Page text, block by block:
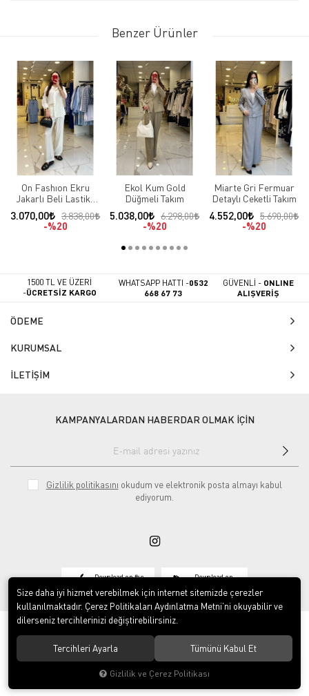
Benzer Ürünler
On Fashıon Ekru
Jakarlı Beli Lastikli
Takım
3.070,00
3.838,00
%20
Ekol Kum Gold
Düğmeli Takım
5.038,00
6.298,00
%20
Miarte Gri Fermuar
Detaylı Ceketli Takım
4.552,00
5.690,00
%20
1500 TL VE ÜZERİ
-ÜCRETSİZ KARGO
WHATSAPP HATTI -0532
668 67 73
GÜVENLİ - ONLINE
ALIŞVERİŞ
ÖDEME
KURUMSAL
İLETİŞİM
KAMPANYALARDAN HABERDAR OLMAK İÇİN
Gizlilik politikasını okudum ve elektronik posta almayı kabul
ediyorum.
Download on the Download on
© 2020Vosse Tekstil San ve Tic Ltd Şti . Tüm hakları saklıdır.
Size daha iyi hizmet verebilmek için internet sitemizde çerezler
kullanılmaktadır. Çerez Politikaları Aydınlatma Metni’ni okuyabilir ve
dilerseniz tercihlerinizi değiştirebilirsiniz.
Tercihleri Ayarla Tümünü Kabul Et
Gizlilik ve Çerez Politikası